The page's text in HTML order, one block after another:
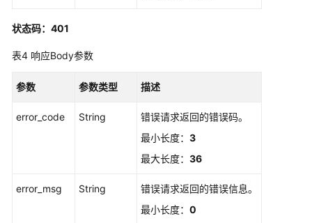
理
私
状态码：401
表4 响应Body参数
参数 参数类型 描述
error_code String
错误请求返回的错误码。
最小长度： 3
最大长度： 36
error_msg String
错误请求返回的错误信息。
最小长度： 0